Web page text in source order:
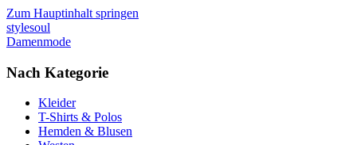
Zum Hauptinhalt springen
stylesoul
Damenmode
Nach Kategorie
Kleider
T-Shirts & Polos
Hemden & Blusen